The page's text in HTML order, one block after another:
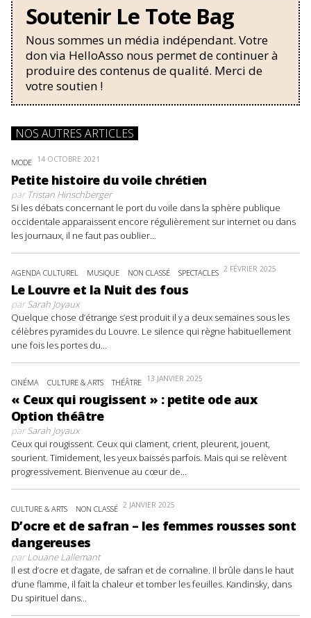
Soutenir Le Tote Bag
Nous sommes un média indépendant. Votre
don via HelloAsso nous permet de continuer à
produire des contenus de qualité. Merci de
votre soutien !
NOS AUTRES ARTICLES
MODE 14 OCTOBRE 2021
Petite histoire du voile chrétien
parTristan Hinschberger
Si les débats concernant le port du voile dans la sphère publique
occidentale apparaissent encore régulièrement sur internet ou dans
les journaux, il ne faut pas oublier...
AGENDA CULTUREL MUSIQUE NON CLASSÉ SPECTACLES 2 FÉVRIER 2025
Le Louvre et la Nuit des fous
parSarah Joyaux
Quelque chose d’étrange s’est produit il y a deux semaines sous les
célèbres pyramides du Louvre. Le silence qui règne habituellement
une fois les portes du...
CINÉMA CULTURE & ARTS THÉÂTRE 13 JANVIER 2025
« Ceux qui rougissent » : petite ode aux
Option théâtre
parSarah Joyaux
Ceux qui rougissent. Ceux qui clament, crient, pleurent, jouent,
sourient. Timidement, les yeux baissés parfois. Mais qui se relèvent
progressivement. Bienvenue au cœur de...
CULTURE & ARTS NON CLASSÉ 2 JANVIER 2025
D’ocre et de safran – les femmes rousses sont
dangereuses
parLouane Lallemant
Il est d’ocre et d’agate, de safran et de cornaline. Il brûle dans le haut
d’une flamme, il fait la chaleur et tomber les feuilles. Kandinsky, dans
Du spirituel dans...